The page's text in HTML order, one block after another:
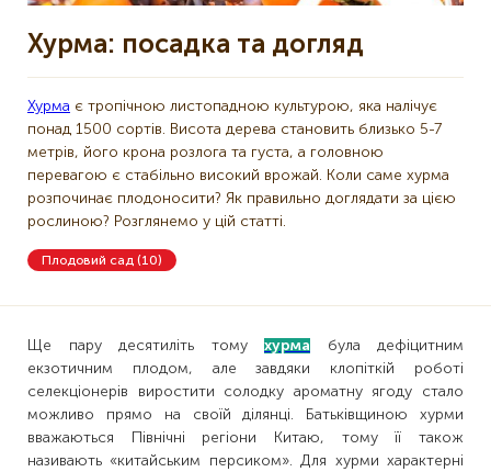
Хурма: посадка та догляд
Хурма є тропічною листопадною культурою, яка налічує
понад 1500 сортів. Висота дерева становить близько 5-7
метрів, його крона розлога та густа, а головною
перевагою є стабільно високий врожай. Коли саме хурма
розпочинає плодоносити? Як правильно доглядати за цією
рослиною? Розглянемо у цій статті.
Плодовий сад (10)
Ще пару десятиліть тому хурма була дефіцитним
екзотичним плодом, але завдяки клопіткій роботі
селекціонерів виростити солодку ароматну ягоду стало
можливо прямо на своїй ділянці. Батьківщиною хурми
вважаються Північні регіони Китаю, тому її також
називають «китайським персиком». Для хурми характерні